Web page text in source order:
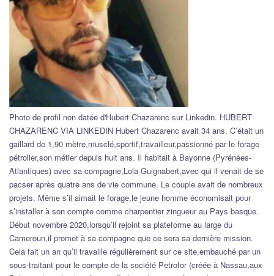
Photo de profil non datée d'Hubert Chazarenc sur Linkedin. HUBERT
CHAZARENC VIA LINKEDIN Hubert Chazarenc avait 34 ans. C’était un
gaillard de 1,90 mètre,musclé,sportif,travailleur,passionné par le forage
pétrolier,son métier depuis huit ans. Il habitait à Bayonne (Pyrénées-
Atlantiques) avec sa compagne,Lola Guignabert,avec qui il venait de se
pacser après quatre ans de vie commune. Le couple avait de nombreux
projets. Même s’il aimait le forage,le jeune homme économisait pour
s’installer à son compte comme charpentier zingueur au Pays basque.
Début novembre 2020,lorsqu’il rejoint sa plateforme au large du
Cameroun,il promet à sa compagne que ce sera sa dernière mission.
Cela fait un an qu’il travaille régulièrement sur ce site,embauché par un
sous-traitant pour le compte de la société Petrofor (créée à Nassau,aux